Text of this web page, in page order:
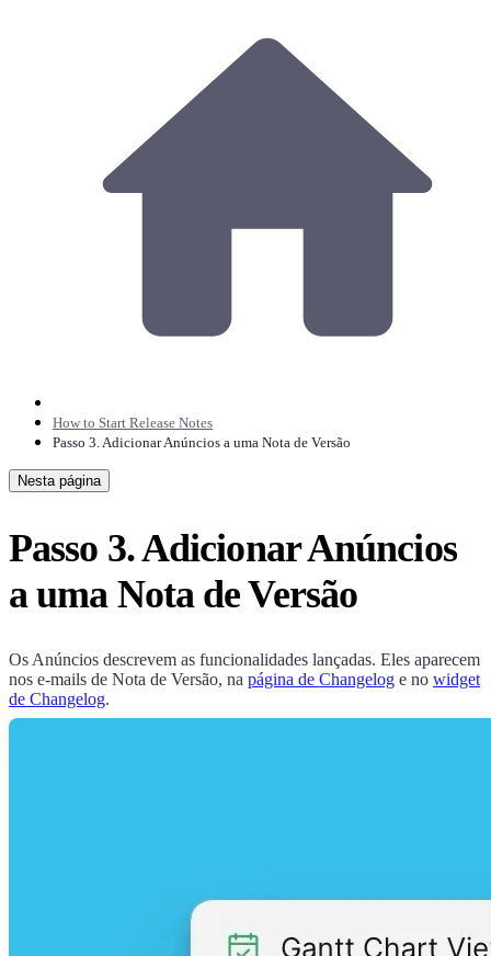
How to Start Release Notes
Passo 3. Adicionar Anúncios a uma Nota de Versão
Nesta página
Passo 3. Adicionar Anúncios
a uma Nota de Versão
Os Anúncios descrevem as funcionalidades lançadas. Eles aparecem
nos e-mails de Nota de Versão, na página de Changelog e no widget
de Changelog.